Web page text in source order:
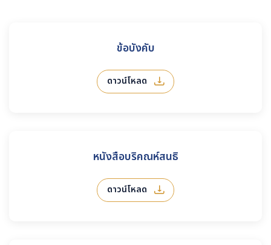
ข้อบังคับ
ดาวน์โหลด
หนังสือบริคณห์สนธิ
ดาวน์โหลด